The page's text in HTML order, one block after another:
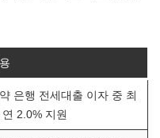
은행 전세대출 이자 중 최
연 2.0% 지원